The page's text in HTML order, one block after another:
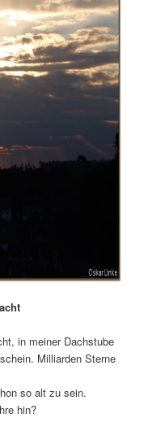
in meiner Dachstube
Milliarden Sterne
so alt zu sein.
hin?